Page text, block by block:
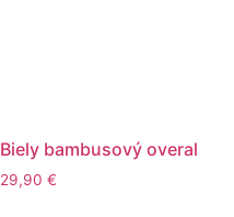
Biely bambusový overal
29,90 €